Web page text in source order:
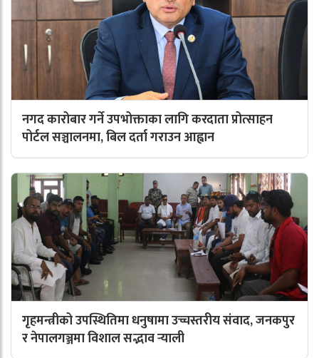
नगद कारोबार गर्ने उपभोक्ताका लागि करदाता प्रोत्साहन
पोर्टल सञ्चालनमा, बिल दर्ता गराउन आह्वान
गृहमन्त्रीको उपस्थितिमा धनुषामा उच्चस्तरीय संवाद, जनकपुर
र नेपालगञ्जमा विशाल सद्भाव र्‍याली